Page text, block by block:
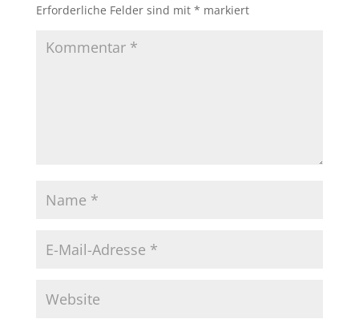
Erforderliche Felder sind mit * markiert